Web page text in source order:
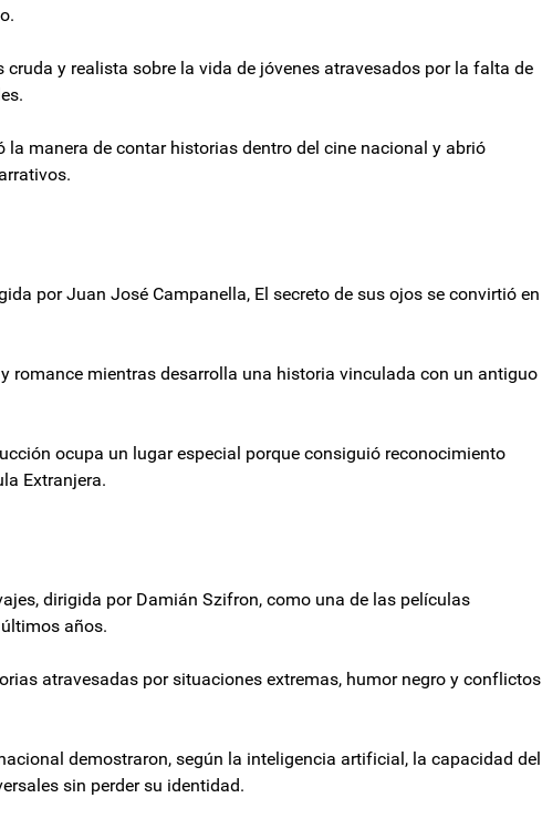
y realista sobre la vida de jóvenes atravesados por la falta de
la manera de contar historias dentro del cine nacional y abrió
por Juan José Campanella, El secreto de sus ojos se convirtió en
romance mientras desarrolla una historia vinculada con un antiguo
ocupa un lugar especial porque consiguió reconocimiento
Extranjera.
dirigida por Damián Szifron, como una de las películas
años.
atravesadas por situaciones extremas, humor negro y conflictos
demostraron, según la inteligencia artificial, la capacidad del
sin perder su identidad.